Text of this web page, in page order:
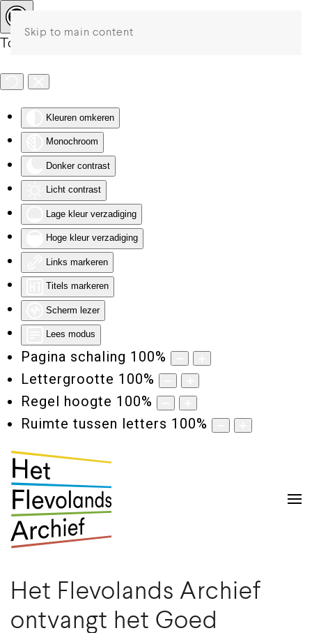
Toegankelijkheid
Kleuren omkeren
Monochroom
Donker contrast
Licht contrast
Lage kleur verzadiging
Hoge kleur verzadiging
Links markeren
Titels markeren
Scherm lezer
Lees modus
Pagina schaling 100%
Lettergrootte 100%
Regel hoogte 100%
Ruimte tussen letters 100%
Skip to main content
Het Flevolands Archief
ontvangt het Goed